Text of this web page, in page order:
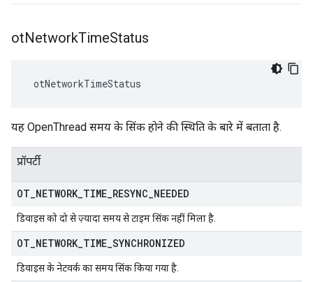
otNetworkTimeStatus
otNetworkTimeStatus
यह OpenThread समय के सिंक होने की स्थिति के बारे में बताता है.
प्रॉपर्टी
OT NETWORK_ TIME RESYNC NEEDED
डिवाइस को दो से ज़्यादा समय से टाइम सिंक नहीं मिला है.
OT NETWORK_ TIME SYNCHRONIZED
डिवाइस के नेटवर्क का समय सिंक किया गया है.